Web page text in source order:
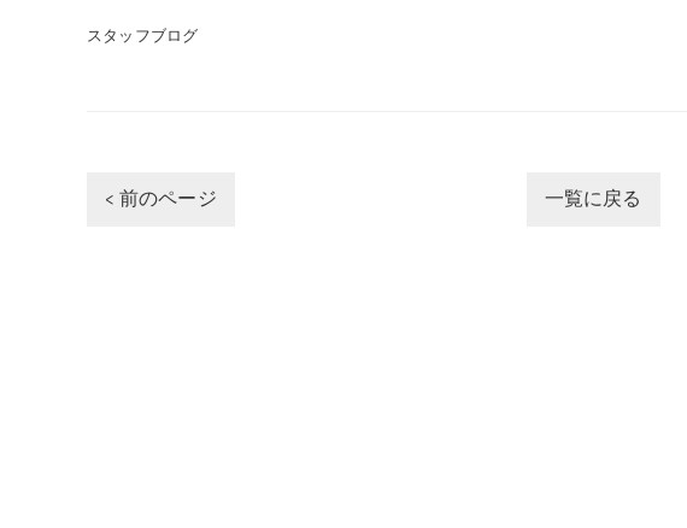
スタッフブログ
< 前のページ 一覧に戻る